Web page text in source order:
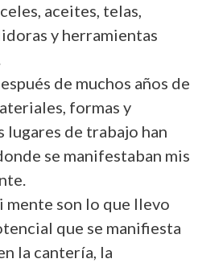
aceites, telas,
y herramientas
de muchos años de
formas y
lugares de trabajo han
se manifestaban mis
mente son lo que llevo
que se manifiesta
la cantería, la